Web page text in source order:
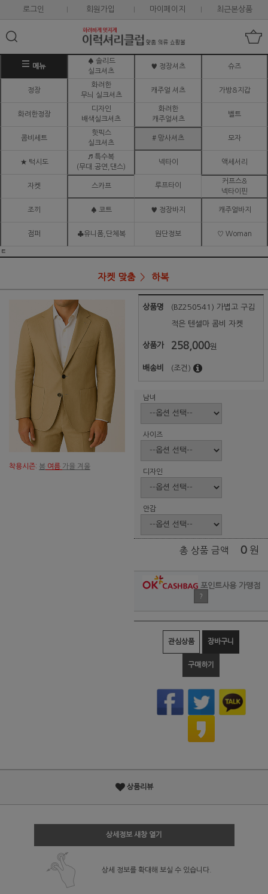
로그인 회원가입 마이페이지 최근본상품
메뉴
♠ 솔리드
실크셔츠
♥ 정장셔츠 슈즈
정장
화려한
무늬 실크셔츠
캐주얼 셔츠 가방&지갑
화려한정장
디자인
배색실크셔츠
화려한
캐주얼셔츠
벨트
콤비세트
핫픽스
실크셔츠
# 망사셔츠 모자
★ 턱시도
♬ 특수복
(무대.공연,댄스)
넥타이 액세서리
자켓 스카프 루프타이
커프스&
넥타이핀
조끼 ♠ 코트 ♥ 정장바지 캐주얼바지
점퍼 ♣유니폼,단체복 원단정보 ♡ Woman
ㅌ
자켓 맞춤 하복
착용시즌: 봄 여름 가을 겨울
상품명 (BZ250541) 가볍고 구김
적은 텐셀마 콤비 자켓
상품가 258,000원
배송비 (조건)
남녀
사이즈
디자인
안감
총 상품 금액 0 원
포인트사용 가맹점
?
관심상품 장바구니
구매하기
상품리뷰
상세정보 새창 열기
상세 정보를 확대해 보실 수 있습니다.